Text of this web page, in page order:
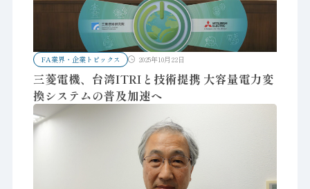
FA業界・企業トピックス 2025年10月22日
三菱電機、台湾ITRIと技術提携 大容量電力変
換システムの普及加速へ